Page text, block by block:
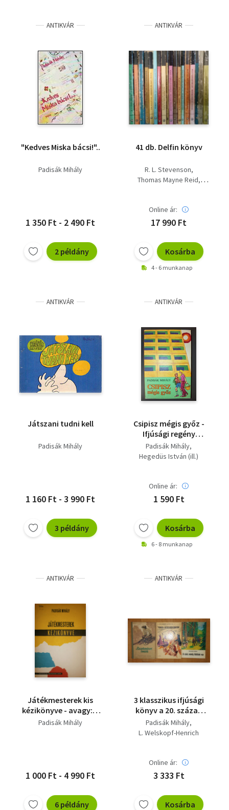
ANTIKVÁR
"Kedves Miska bácsi!"..
Padisák Mihály
1 350 Ft - 2 490 Ft
2 példány
ANTIKVÁR
41 db. Delfin könyv
R. L. Stevenson
Thomas Mayne Reid
Rónaszegi Miklós(szerk.)
Online ár:
17 990 Ft
Kosárba
4 - 6 munkanap
ANTIKVÁR
Játszani tudni kell
Padisák Mihály
1 160 Ft - 3 990 Ft
3 példány
ANTIKVÁR
Csipisz mégis győz -
Ifjúsági regény
(Hegedüs István
rajzaival)
Padisák Mihály
Hegedüs István (ill.)
Online ár:
1 590 Ft
Kosárba
6 - 8 munkanap
ANTIKVÁR
Játékmesterek kis
kézikönyve - avagy: a
játékvezető és a játék
Padisák Mihály
1 000 Ft - 4 990 Ft
6 példány
ANTIKVÁR
3 klasszikus ifjúsági
könyv a 20. század
derekáról: A csúcs
mindig fölöttünk van,
Padisák Mihály
L. Welskopf-Henrich
Online ár:
3 333 Ft
Kosárba